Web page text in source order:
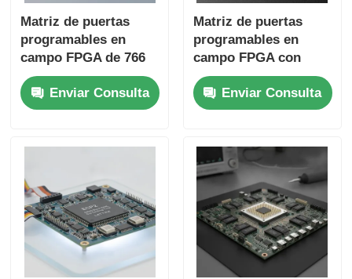
Matriz de puertas
programables en
campo FPGA de 766
MHz de alta velocidad
con condensador de
tantalio de 22 uF y
estabilización de 6
Enviar Consulta
Matriz de puertas
programables en
campo FPGA con
frecuencia de reloj
máxima de 766 MHz,
RAM distribuida de
I2C de 2 cables
Enviar Consulta